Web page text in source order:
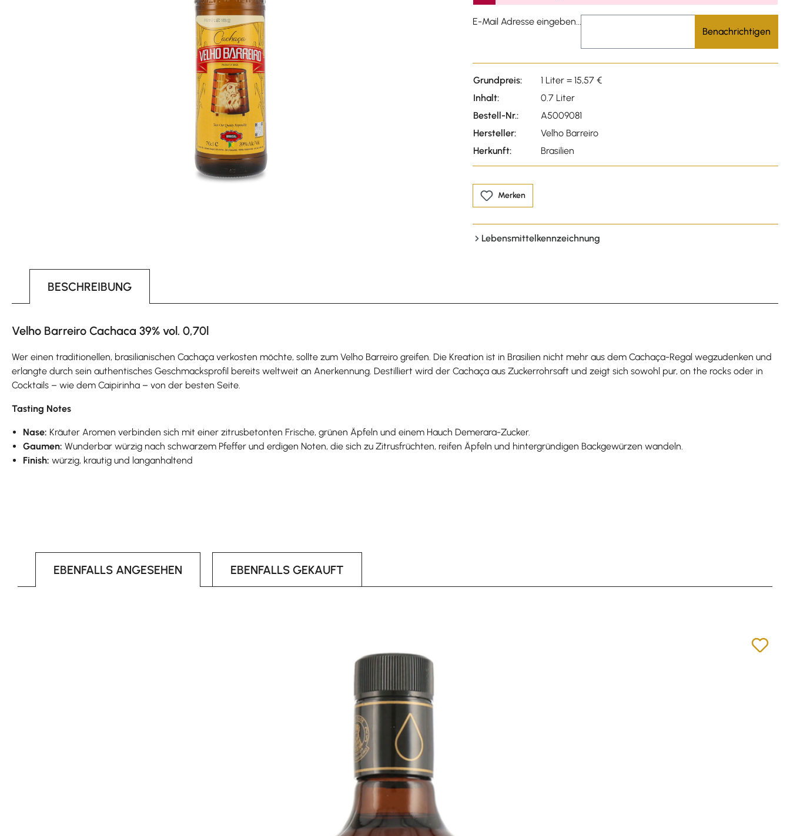
E-Mail Adresse eingeben...
Benachrichtigen
Grundpreis:
1 Liter = 15,57 €
Inhalt:
0.7 Liter
Bestell-Nr.:
A5009081
Hersteller:
Velho Barreiro
Herkunft:
Brasilien
Merken
Lebensmittelkennzeichnung
BESCHREIBUNG
Velho Barreiro Cachaca 39% vol. 0,70l
Wer einen traditionellen, brasilianischen Cachaça verkosten möchte, sollte zum Velho Barreiro greifen. Die Kreation ist in Brasilien nicht mehr aus dem Cachaça-Regal wegzudenken und
erlangte durch sein authentisches Geschmacksprofil bereits weltweit an Anerkennung. Destilliert wird der Cachaça aus Zuckerrohrsaft und zeigt sich sowohl pur, on the rocks oder in
Cocktails – wie dem Caipirinha – von der besten Seite.
Tasting Notes
Nase: Kräuter Aromen verbinden sich mit einer zitrusbetonten Frische, grünen Äpfeln und einem Hauch Demerara-Zucker.
Gaumen: Wunderbar würzig nach schwarzem Pfeffer und erdigen Noten, die sich zu Zitrusfrüchten, reifen Äpfeln und hintergründigen Backgewürzen wandeln.
Finish: würzig, krautig und langanhaltend
EBENFALLS ANGESEHEN EBENFALLS GEKAUFT